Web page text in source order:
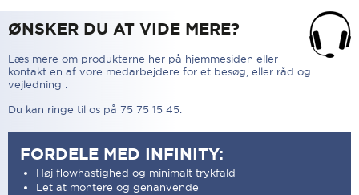
ØNSKER DU AT VIDE MERE?
Læs mere om produkterne her på hjemmesiden eller
kontakt en af vore medarbejdere for et besøg, eller råd og
vejledning .
Du kan ringe til os på 75 75 15 45.
FORDELE MED INFINITY:
Høj flowhastighed og minimalt trykfald
Let at montere og genanvende